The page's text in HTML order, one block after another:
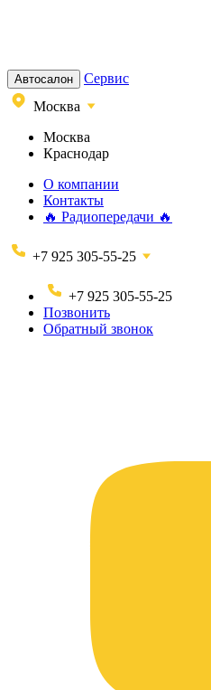
Автосалон
Сервис
Москва
Москва
Краснодар
О компании
Контакты
🔥 Радиопередачи 🔥
+7 925 305-55-25
+7 925 305-55-25
Позвонить
Обратный звонок